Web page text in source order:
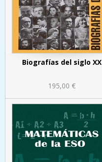
Biografías del siglo XX
195,00 €